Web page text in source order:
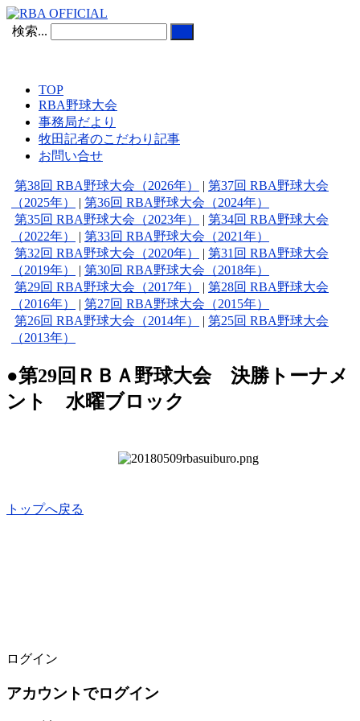
検索...
TOP
RBA野球大会
事務局だより
牧田記者のこだわり記事
お問い合せ
第38回 RBA野球大会（2026年） | 第37回 RBA野球大会
（2025年）
| 第36回 RBA野球大会（2024年）
第35回 RBA野球大会（2023年）
| 第34回 RBA野球大会
（2022年）
| 第33回 RBA野球大会（2021年）
第32回 RBA野球大会（2020年）
| 第31回 RBA野球大会
（2019年）
| 第30回 RBA野球大会（2018年）
第29回 RBA野球大会（2017年）
| 第28回 RBA野球大会
（2016年）
| 第27回 RBA野球大会（2015年）
第26回 RBA野球大会（2014年）
| 第25回 RBA野球大会
（2013年）
●第29回ＲＢＡ野球大会 決勝トーナメ
ント 水曜ブロック
トップへ戻る
ログイン
アカウントでログイン